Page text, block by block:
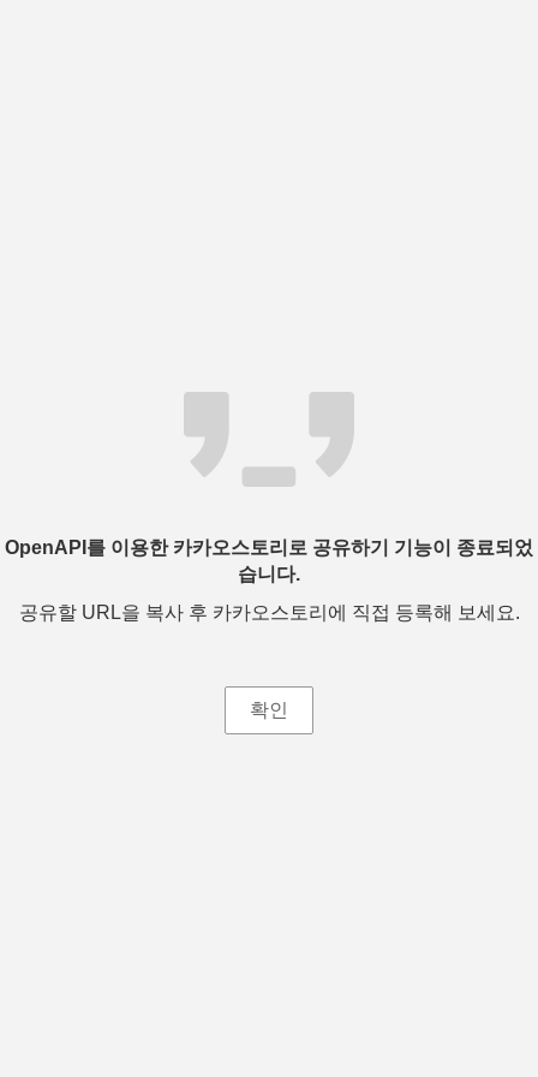
OpenAPI를 이용한 카카오스토리로 공유하기 기능이 종료되었
습니다.
공유할 URL을 복사 후 카카오스토리에 직접 등록해 보세요.
확인